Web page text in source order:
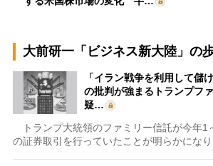
大前研一「ビジネス新大陸」の
「イラン戦争を利用して儲
の批判が強まるトランプフ
疑…
トランプ大統領のファミリー信託が今年1
の証券取引を行っていたことが明らかになり